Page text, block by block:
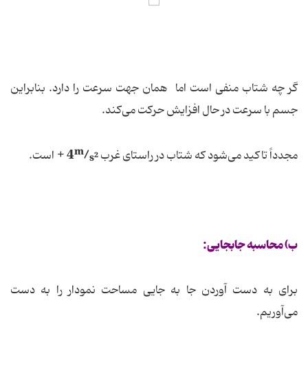
گر چه شتاب منفی است اما همان جهت سرعت را دارد. بنابراین
جسم با سرعت در حال افزایش حركت می‌كند.
مجدداً تاكید می‌شود كه شتاب در راستای غرب 4m/s2
+ است.
ب) محاسبه جابجایی:
برای به دست آوردن جا به جایی مساحت نمودار را به دست
می‌آوریم.